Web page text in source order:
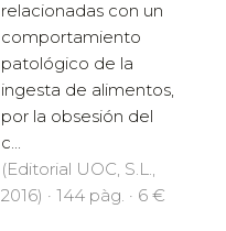
relacionadas con un
comportamiento
patológico de la
ingesta de alimentos,
por la obsesión del
c...
(Editorial UOC, S.L.,
2016) · 144 pàg. · 6 €